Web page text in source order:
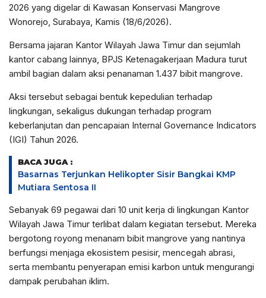
2026 yang digelar di Kawasan Konservasi Mangrove
Wonorejo, Surabaya, Kamis (18/6/2026).
Bersama jajaran Kantor Wilayah Jawa Timur dan sejumlah
kantor cabang lainnya, BPJS Ketenagakerjaan Madura turut
ambil bagian dalam aksi penanaman 1.437 bibit mangrove.
Aksi tersebut sebagai bentuk kepedulian terhadap
lingkungan, sekaligus dukungan terhadap program
keberlanjutan dan pencapaian Internal Governance Indicators
(IGI) Tahun 2026.
BACA JUGA :
Basarnas Terjunkan Helikopter Sisir Bangkai KMP
Mutiara Sentosa II
Sebanyak 69 pegawai dari 10 unit kerja di lingkungan Kantor
Wilayah Jawa Timur terlibat dalam kegiatan tersebut. Mereka
bergotong royong menanam bibit mangrove yang nantinya
berfungsi menjaga ekosistem pesisir, mencegah abrasi,
serta membantu penyerapan emisi karbon untuk mengurangi
dampak perubahan iklim.